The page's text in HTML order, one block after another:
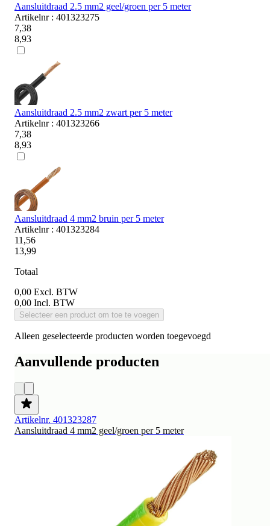
Aansluitdraad 2.5 mm2 geel/groen per 5 meter
Artikelnr : 401323275
7,38
8,93
Aansluitdraad 2.5 mm2 zwart per 5 meter
Artikelnr : 401323266
7,38
8,93
Aansluitdraad 4 mm2 bruin per 5 meter
Artikelnr : 401323284
11,56
13,99
Totaal
0,00 Excl. BTW
0,00 Incl. BTW
Selecteer een product om toe te voegen
Alleen geselecteerde producten worden toegevoegd
Aanvullende producten
Artikelnr. 401323287
Aansluitdraad 4 mm2 geel/groen per 5 meter